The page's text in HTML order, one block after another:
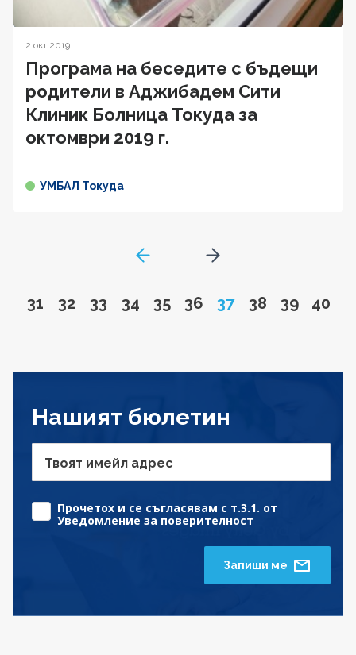
2 окт 2019
Програма на беседите с бъдещи
родители в Аджибадем Сити
Клиник Болница Токуда за
октомври 2019 г.
УМБАЛ Токуда
GoToPreviousPage
Go to page
31 Go to page
32 Go to page
33 Go to page
34 Go to page
35 Go to page
36 Page
37 Go to page
38 Go to
39 Go
40
Go to next page
Нашият бюлетин
Твоят имейл адрес
Прочетох и се съгласявам с т.3.1. от
Уведомление за поверителност
Запиши ме